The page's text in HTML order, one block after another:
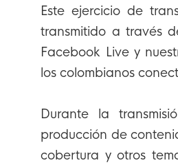
Este ejercicio de
transmitido a través
Facebook Live y
los colombianos
Durante la
producción de
cobertura y otros